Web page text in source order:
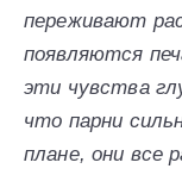
переживают
появляются
эти чувства
что парни
плане, они все